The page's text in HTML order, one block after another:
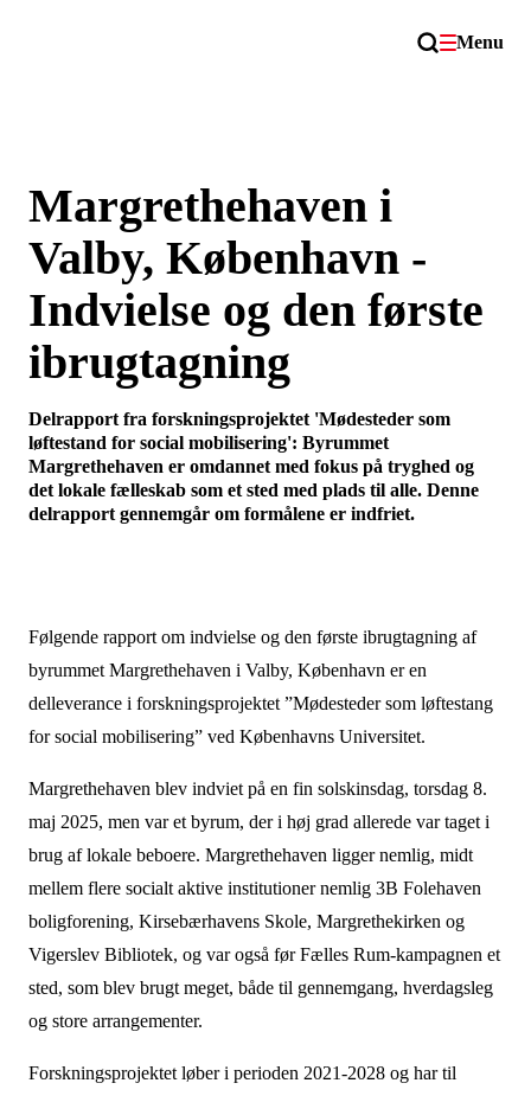
Menu
Margrethehaven i
Valby, København -
Indvielse og den første
ibrugtagning
Delrapport fra forskningsprojektet 'Mødesteder som
løftestand for social mobilisering': Byrummet
Margrethehaven er omdannet med fokus på tryghed og
det lokale fælleskab som et sted med plads til alle. Denne
delrapport gennemgår om formålene er indfriet.
Følgende rapport om indvielse og den første ibrugtagning af
byrummet Margrethehaven i Valby, København er en
delleverance i forskningsprojektet ”Mødesteder som løftestang
for social mobilisering” ved Københavns Universitet.
Margrethehaven blev indviet på en fin solskinsdag, torsdag 8.
maj 2025, men var et byrum, der i høj grad allerede var taget i
brug af lokale beboere. Margrethehaven ligger nemlig, midt
mellem flere socialt aktive institutioner nemlig 3B Folehaven
boligforening, Kirsebærhavens Skole, Margrethekirken og
Vigerslev Bibliotek, og var også før Fælles Rum-kampagnen et
sted, som blev brugt meget, både til gennemgang, hverdagsleg
og store arrangementer.
Forskningsprojektet løber i perioden 2021-2028 og har til